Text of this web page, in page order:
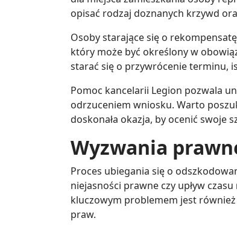
opisać rodzaj doznanych krzywd
Osoby starające się o
który może być określony w
starać się o przywrócenie terminu,
Pomoc kancelarii Legion pozwala
odrzuceniem wniosku. Warto
doskonała okazja, by ocenić swoje
Wyzwania
Proces ubiegania się o
niejasności prawne czy upływ
kluczowym problemem jest
praw.